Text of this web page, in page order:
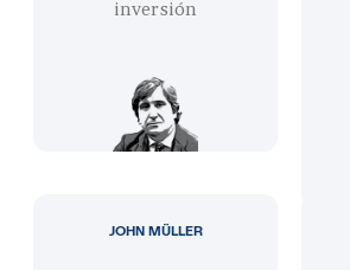
inversión
JOHN MÜLLER